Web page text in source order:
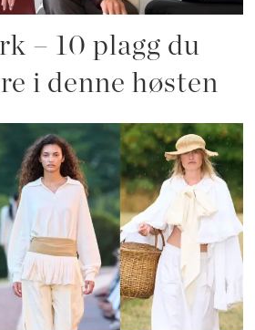
– 10 plagg du
i denne høsten